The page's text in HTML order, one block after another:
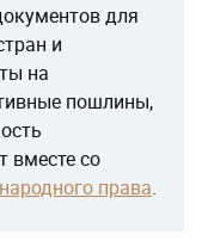
для
и
на
пошлины,
вместе со
права.